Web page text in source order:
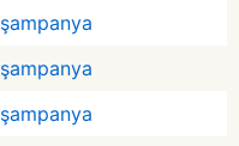
şampanya
şampanya
şampanya